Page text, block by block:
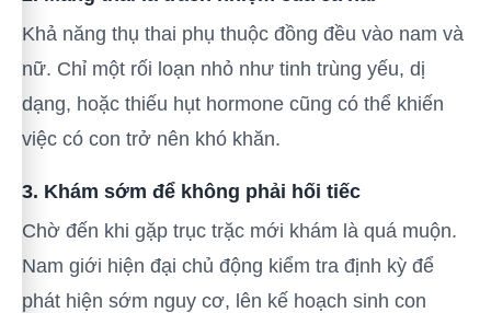
Khả năng thụ thai phụ thuộc đồng đều vào nam và
nữ. Chỉ một rối loạn nhỏ như tinh trùng yếu, dị
dạng, hoặc thiếu hụt hormone cũng có thể khiến
việc có con trở nên khó khăn.
3. Khám sớm để không phải hối tiếc
Chờ đến khi gặp trục trặc mới khám là quá muộn.
Nam giới hiện đại chủ động kiểm tra định kỳ để
phát hiện sớm nguy cơ, lên kế hoạch sinh con